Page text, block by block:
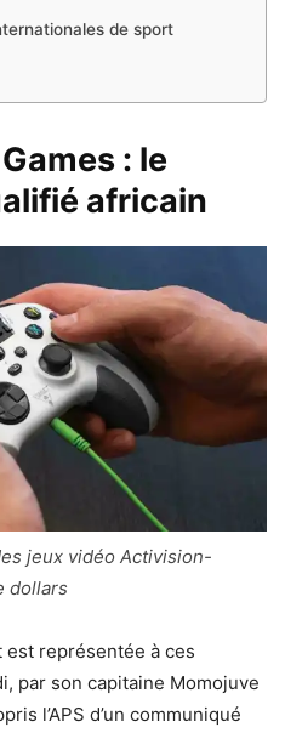
de sport
: le
africain
jeux vidéo Activision-
dollars
est représentée à ces
par son capitaine Momojuve
l’APS d’un communiqué